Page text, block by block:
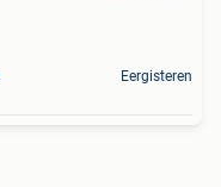
Eergisteren